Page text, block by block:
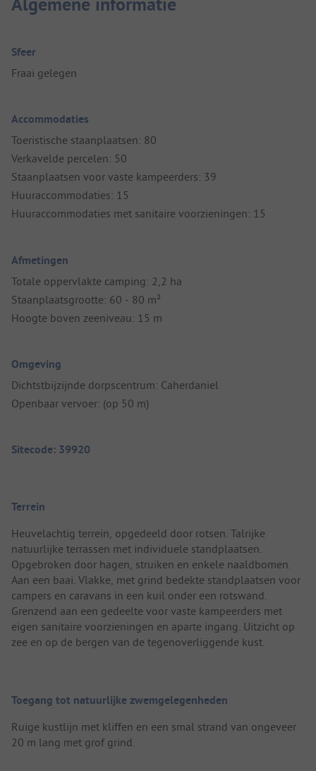
Sfeer
Fraai gelegen
Accommodaties
Toeristische staanplaatsen: 80
Verkavelde percelen: 50
Staanplaatsen voor vaste kampeerders: 39
Huuraccommodaties: 15
Huuraccommodaties met sanitaire voorzieningen: 15
Afmetingen
Totale oppervlakte camping: 2,2 ha
Staanplaatsgrootte: 60 - 80 m²
Hoogte boven zeeniveau: 15 m
Omgeving
Dichtstbijzijnde dorpscentrum: Caherdaniel
Openbaar vervoer: (op 50 m)
Sitecode: 39920
Terrein
Heuvelachtig terrein, opgedeeld door rotsen. Talrijke
natuurlijke terrassen met individuele standplaatsen.
Opgebroken door hagen, struiken en enkele naaldbomen.
Aan een baai. Vlakke, met grind bedekte standplaatsen voor
campers en caravans in een kuil onder een rotswand.
Grenzend aan een gedeelte voor vaste kampeerders met
eigen sanitaire voorzieningen en aparte ingang. Uitzicht op
zee en op de bergen van de tegenoverliggende kust.
Toegang tot natuurlijke zwemgelegenheden
Ruige kustlijn met kliffen en een smal strand van ongeveer
20 m lang met grof grind.